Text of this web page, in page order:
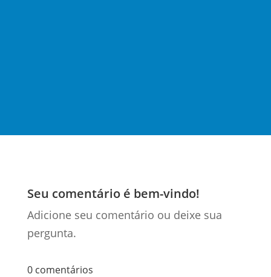
Seu comentário é bem-vindo!
Adicione seu comentário ou deixe sua
pergunta.
0 comentários